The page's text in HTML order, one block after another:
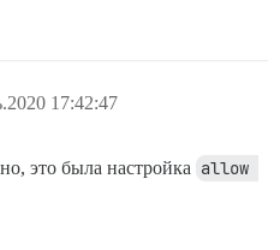
17:42:47
это была настройка allow